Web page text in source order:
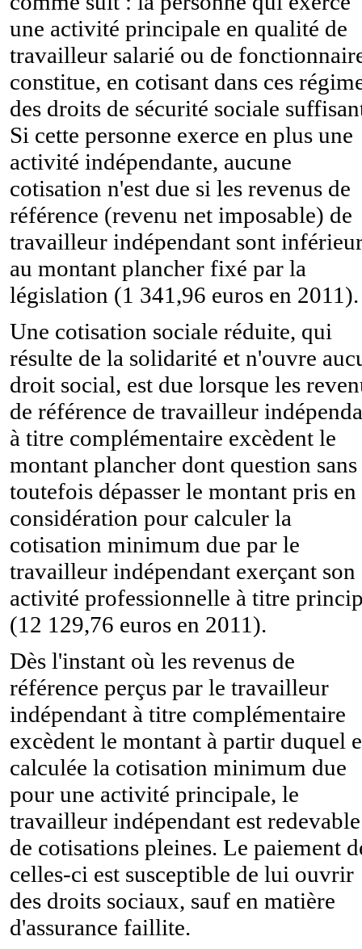
une activité principale en qualité de
travailleur salarié ou de
constitue, en cotisant dans ces
des droits de sécurité sociale
Si cette personne exerce en plus une
activité indépendante, aucune
cotisation n'est due si les revenus de
référence (revenu net imposable) de
travailleur indépendant sont
au montant plancher fixé par la
législation (1 341,96 euros en 2011).
Une cotisation sociale réduite, qui
résulte de la solidarité et n'ouvre
droit social, est due lorsque les
de référence de travailleur
à titre complémentaire excèdent le
montant plancher dont question sans
toutefois dépasser le montant pris en
considération pour calculer la
cotisation minimum due par le
travailleur indépendant exerçant son
activité professionnelle à titre
(12 129,76 euros en 2011).
Dès l'instant où les revenus de
référence perçus par le travailleur
indépendant à titre complémentaire
excèdent le montant à partir duquel
calculée la cotisation minimum due
pour une activité principale, le
travailleur indépendant est redevable
de cotisations pleines. Le paiement
celles-ci est susceptible de lui ouvrir
des droits sociaux, sauf en matière
d'assurance faillite.